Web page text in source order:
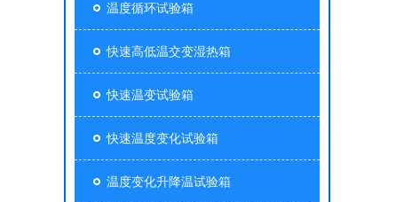
温度循环试验箱
快速高低温交变湿热箱
快速温变试验箱
快速温度变化试验箱
温度变化升降温试验箱